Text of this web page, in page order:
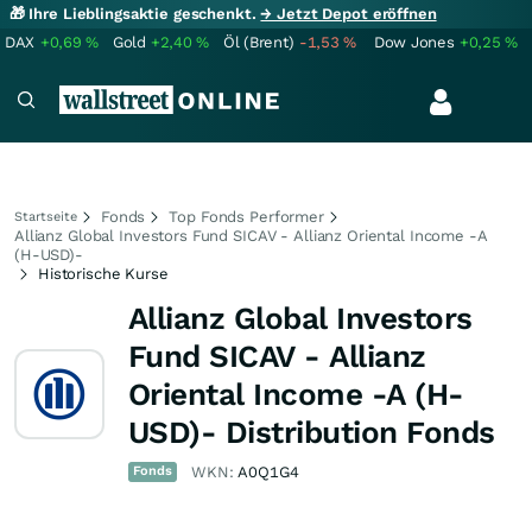
🎁 Ihre Lieblingsaktie geschenkt.→ Jetzt Depot eröffnen
DAX +0,69% Gold +2,40% Öl (Brent) -1,53% Dow Jones +0,25%
Startseite Fonds
Top Fonds Performer
Allianz Global Investors Fund SICAV - Allianz Oriental Income -A
(H-USD)-
Historische Kurse
Allianz Global Investors
Fund SICAV - Allianz
Oriental Income -A (H-
USD)- Distribution Fonds
Fonds WKN:A0Q1G4